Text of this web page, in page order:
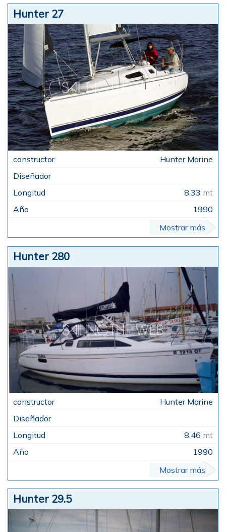
Hunter 27
Hunter Marine
8,33 mt
1990
Mostrar más
Hunter 280
Hunter Marine
8,46 mt
1990
Mostrar más
Hunter 29.5